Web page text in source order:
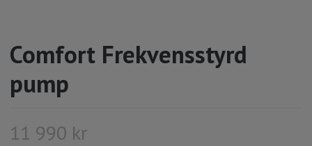
Comfort Frekvensstyrd
pump
11 990 kr